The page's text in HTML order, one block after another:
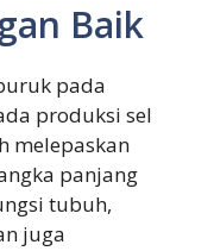
Baik
pada
produksi sel
melepaskan
panjang
tubuh,
juga